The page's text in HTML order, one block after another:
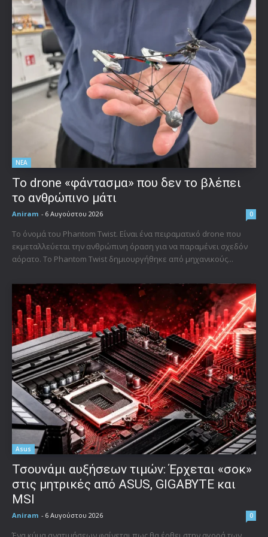
ΝΕΑ
Το drone «φάντασμα» που δεν το βλέπει
το ανθρώπινο μάτι
Aniram - 6 Αυγούστου 2026 0
Το όνομά του Phantom Twist. Είναι ένα πειραματικό drone που
εκμεταλλεύεται την ανθρώπινη όραση για να παραμένει σχεδόν
αόρατο. Το Phantom Twist δημιουργήθηκε από μηχανικούς...
Asus
Τσουνάμι αυξήσεων τιμών: Έρχεται «σοκ»
στις μητρικές από ASUS, GIGABYTE και
MSI
Aniram - 6 Αυγούστου 2026 0